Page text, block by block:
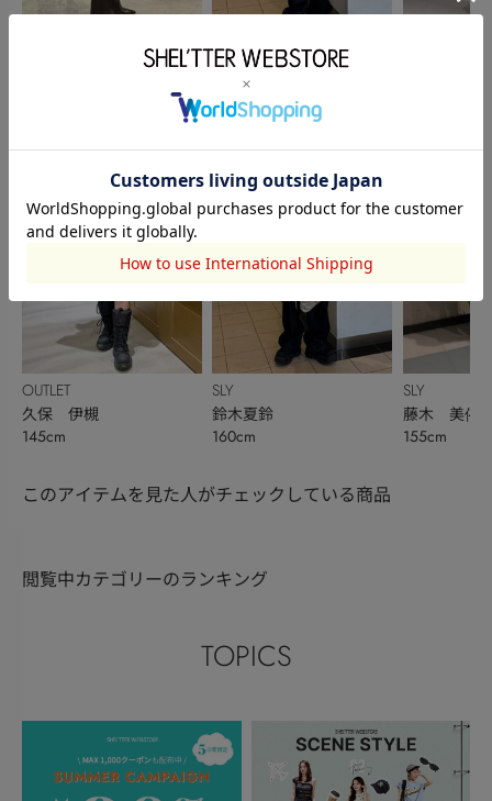
OUTLET
久保 伊槻
145cm
SLY
鈴木夏鈴
160cm
SLY
鈴木夏鈴
160cm
SLY
藤木 美侑
155cm
このアイテムを見た人がチェックしている商品
閲覧中カテゴリーのランキング
TOPICS